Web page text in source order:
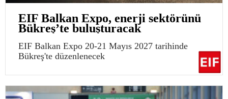
EIF Balkan Expo, enerji sektörünü
Bükreş’te buluşturacak
EIF Balkan Expo 20-21 Mayıs 2027 tarihinde
Bükreş'te düzenlenecek